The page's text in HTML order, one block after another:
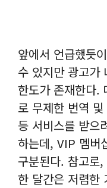
앞에서 언급했듯
수 있지만 광고가
한도가 존재한다.
로 무제한 번역
등 서비스를 받으
하는데, VIP 멤버
구분된다. 참고로
한 달간은 저렴한